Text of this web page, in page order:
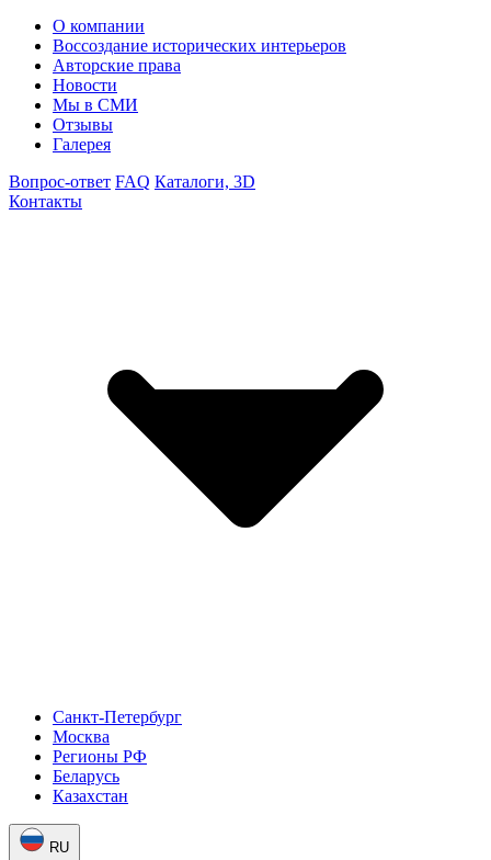
О компании
Воссоздание исторических интерьеров
Авторские права
Новости
Мы в СМИ
Отзывы
Галерея
Вопрос-ответ FAQ Каталоги, 3D
Контакты
Санкт-Петербург
Москва
Регионы РФ
Беларусь
Казахстан
RU